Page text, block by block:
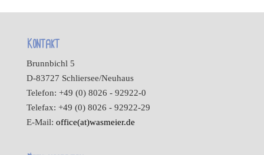
Kontakt
Brunnbichl 5
D-83727 Schliersee/Neuhaus
Telefon: +49 (0) 8026 - 92922-0
Telefax: +49 (0) 8026 - 92922-29
E-Mail: office(at)wasmeier.de